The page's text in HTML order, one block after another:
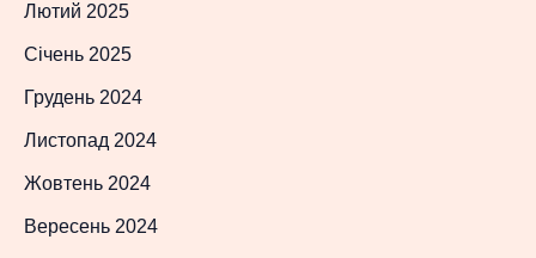
Лютий 2025
Січень 2025
Грудень 2024
Листопад 2024
Жовтень 2024
Вересень 2024